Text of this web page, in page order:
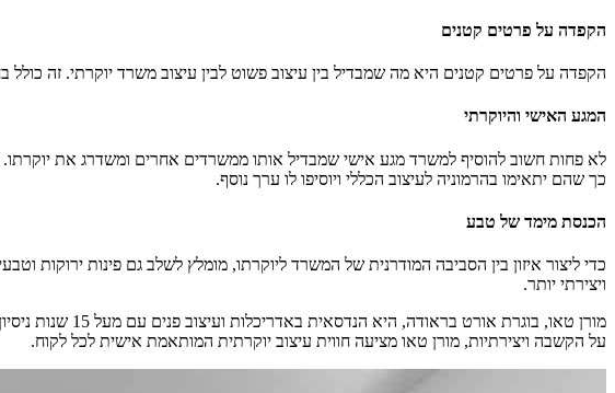
הקפדה על פרטים קטנים
הקפדה על פרטים קטנים היא מה שמבדיל בין עיצוב פשוט לבין עיצוב משרד יוקרתי. זה כולל
המגע האישי והיוקרתי
לא פחות חשוב להוסיף למשרד מגע אישי שמבדיל אותו ממשרדים אחרים ומשדרג את יוקרתו.
כך שהם יתאימו בהרמוניה לעיצוב הכללי ויוסיפו לו ערך נוסף.
הכנסת מימד של טבע
כדי ליצור איזון בין הסביבה המודרנית של המשרד ליוקרתו, מומלץ לשלב גם פינות ירוקות
ויצירתי יותר.
מורן טאו,
על הקשבה ויצירתיות, מורן טאו מציעה חווית עיצוב יוקרתית המותאמת אישית לכל לקוח.